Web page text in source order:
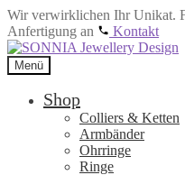
Wir verwirklichen Ihr Unikat.
Anfertigung an
Kontakt
Zur
Navigation
springen
Zum
Inhalt
springen
Menü
Shop
Colliers & Ketten
Armbänder
Ohrringe
Ringe